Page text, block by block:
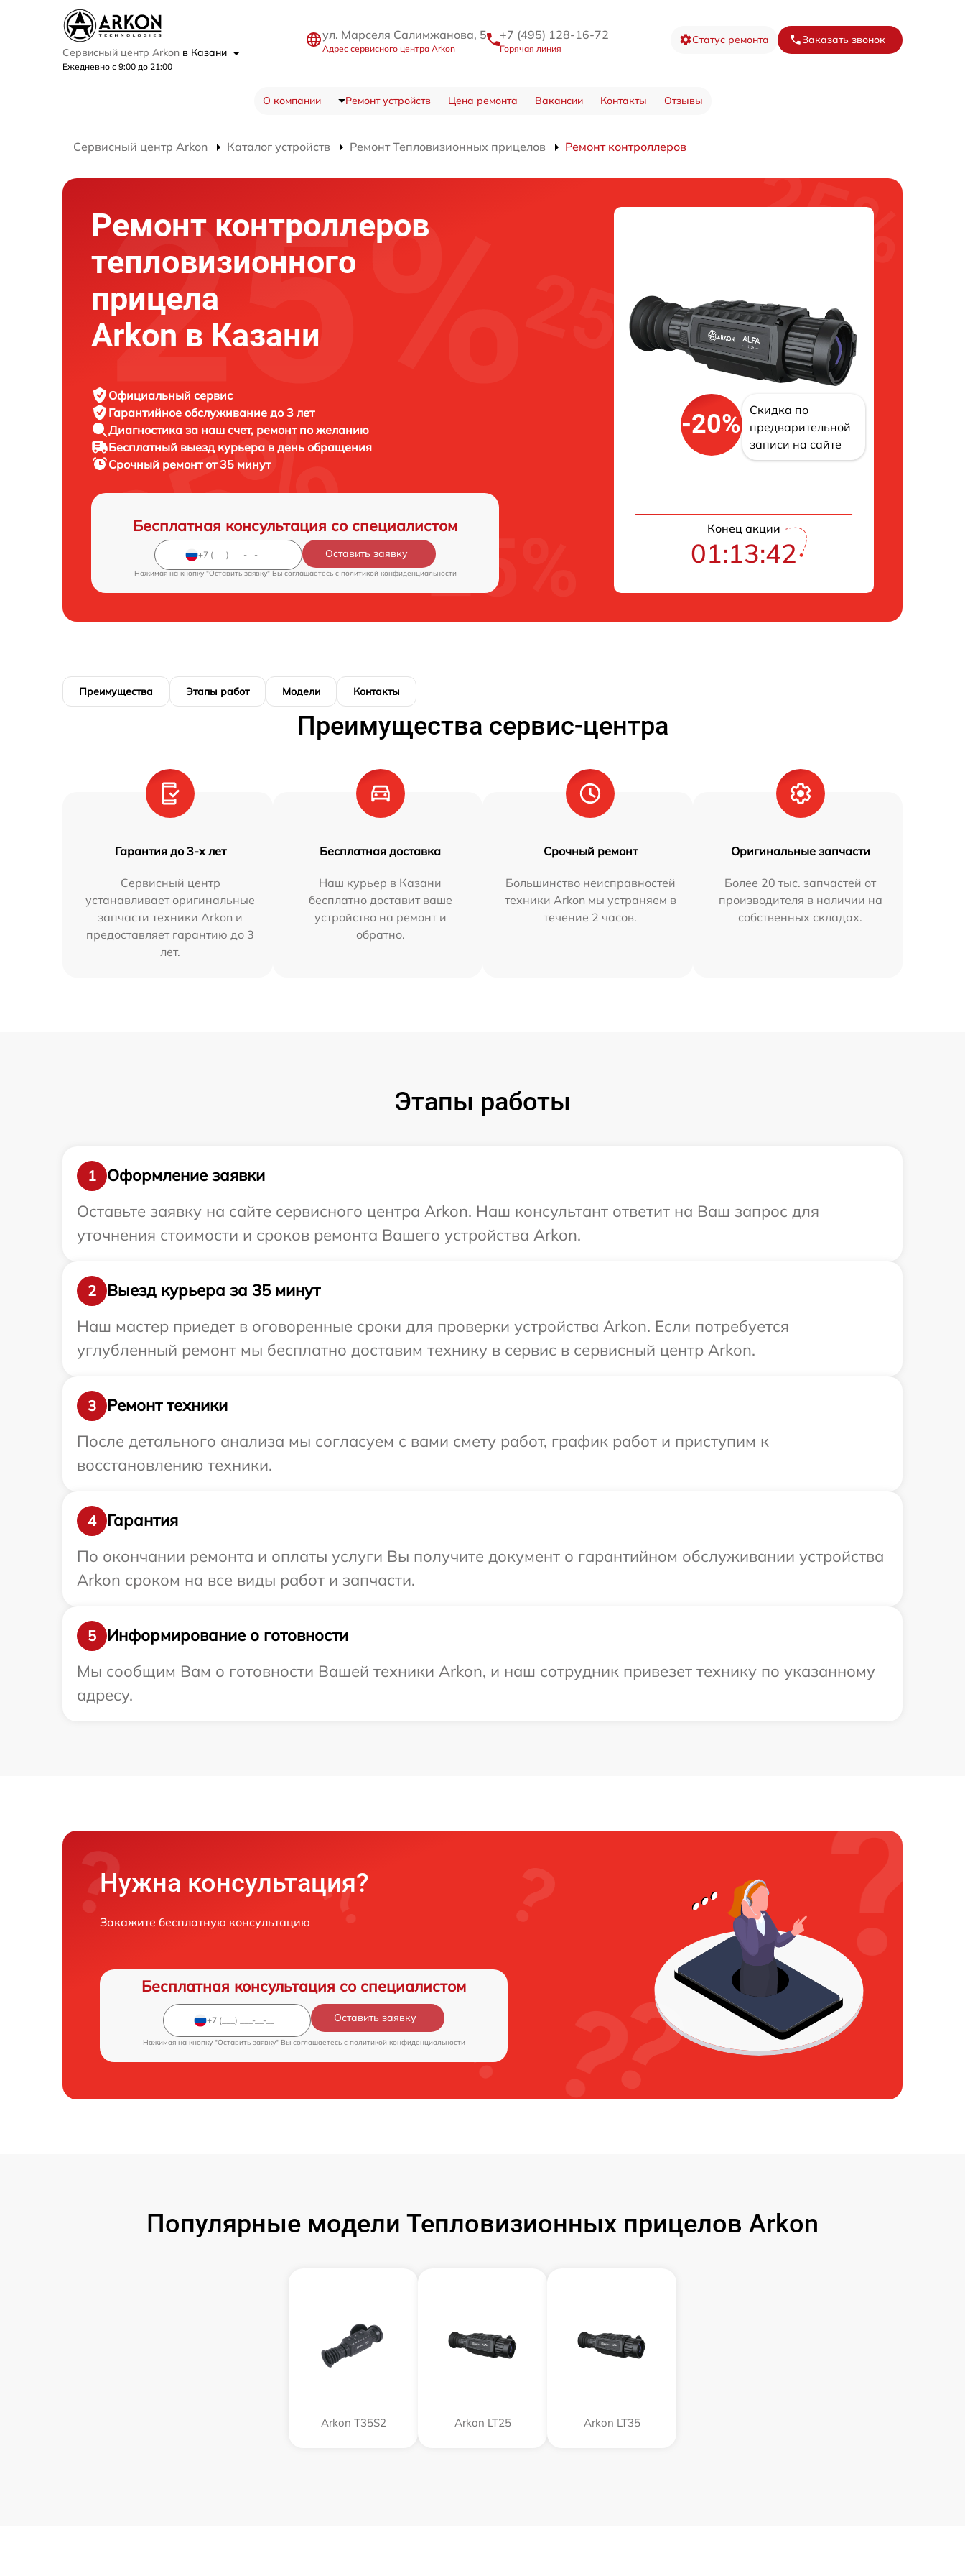
Сервисный центр Arkon в Казани
Ежедневно с 9:00 до 21:00
ул. Марселя Салимжанова, 5
Адрес сервисного центра Arkon
+7 (495) 128-16-72
Горячая линия
Статус ремонта Заказать звонок
О компании Ремонт устройств Цена ремонта Вакансии Контакты Отзывы
Сервисный центр Arkon Каталог устройств Ремонт Тепловизионных прицелов Ремонт контроллеров
Ремонт контроллеров
тепловизионного
прицела
Arkon в Казани
Официальный сервис
Гарантийное обслуживание до 3 лет
Диагностика за наш счет, ремонт по желанию
Бесплатный выезд курьера в день обращения
Срочный ремонтот 35 минут
Бесплатная консультация со специалистом
Оставить заявку
Нажимая на кнопку "Оставить заявку" Вы соглашаетесь c политикой конфиденциальности
-20%
Скидка по
предварительной
записи на сайте
Конец акции
01:13:41
Преимущества Этапы работ Модели Контакты
Преимущества сервис-центра
Гарантия до 3-х лет
Сервисный центр
устанавливает оригинальные
запчасти техники Arkon и
предоставляет гарантию до 3
лет.
Бесплатная доставка
Наш курьер в Казани
бесплатно доставит ваше
устройство на ремонт и
обратно.
Срочный ремонт
Большинство неисправностей
техники Arkon мы устраняем в
течение 2 часов.
Оригинальные запчасти
Более 20 тыс. запчастей от
производителя в наличии на
собственных складах.
Этапы работы
1
Оформление заявки
Оставьте заявку на сайте сервисного центра Arkon. Наш консультант ответит на Ваш запрос для
уточнения стоимости и сроков ремонта Вашего устройства Arkon.
2
Выезд курьера за 35 минут
Наш мастер приедет в оговоренные сроки для проверки устройства Arkon. Если потребуется
углубленный ремонт мы бесплатно доставим технику в сервис в сервисный центр Arkon.
3
Ремонт техники
После детального анализа мы согласуем с вами смету работ, график работ и приступим к
восстановлению техники.
4
Гарантия
По окончании ремонта и оплаты услуги Вы получите документ о гарантийном обслуживании устройства
Arkon сроком на все виды работ и запчасти.
5
Информирование о готовности
Мы сообщим Вам о готовности Вашей техники Arkon, и наш сотрудник привезет технику по указанному
адресу.
Нужна консультация?
Закажите бесплатную консультацию
Бесплатная консультация со специалистом
Оставить заявку
Нажимая на кнопку "Оставить заявку" Вы соглашаетесь c политикой конфиденциальности
Популярные модели Тепловизионных прицелов Arkon
Arkon T35S2 Arkon LT25 Arkon LT35